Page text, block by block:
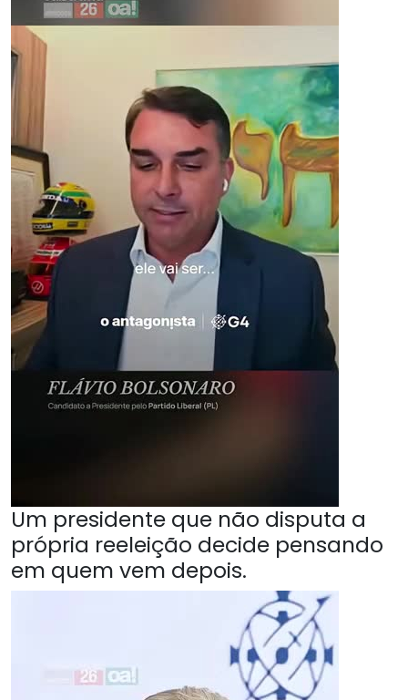
Um presidente que não disputa a
própria reeleição decide pensando
em quem vem depois.